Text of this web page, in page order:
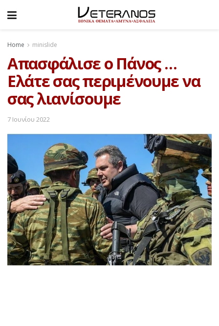
Home minislide
Απασφάλισε ο Πάνος …
Ελάτε σας περιμένουμε να
σας λιανίσουμε
7 Ιουνίου 2022